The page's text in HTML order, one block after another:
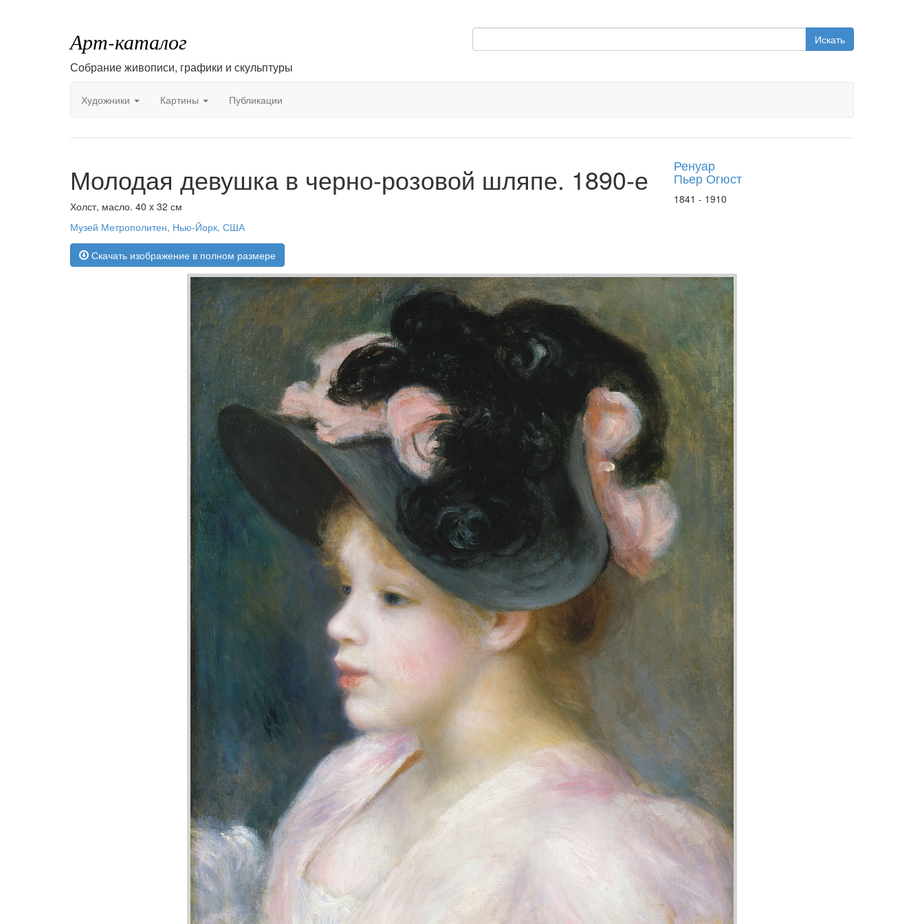
Арт-каталог
Собрание живописи, графики и скульптуры
Искать
Художники Картины Публикации
Молодая девушка в черно-розовой шляпе. 1890-е
Холст, масло. 40 x 32 см
Музей Метрополитен, Нью-Йорк, США
Скачать изображение в полном размере
Ренуар
Пьер Огюст
1841 - 1910